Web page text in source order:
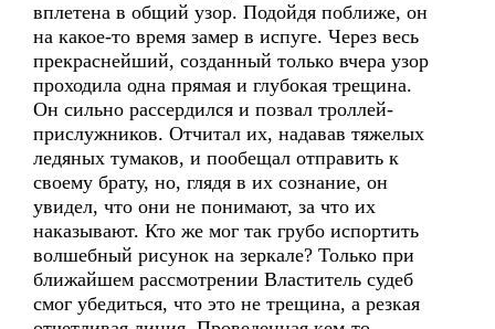
вплетена в общий узор. Подойдя поближе, он
на какое-то время замер в испуге. Через весь
прекраснейший, созданный только вчера узор
проходила одна прямая и глубокая трещина.
Он сильно рассердился и позвал троллей-
прислужников. Отчитал их, надавав тяжелых
ледяных тумаков, и пообещал отправить к
своему брату, но, глядя в их сознание, он
увидел, что они не понимают, за что их
наказывают. Кто же мог так грубо испортить
волшебный рисунок на зеркале? Только при
ближайшем рассмотрении Властитель судеб
смог убедиться, что это не трещина, а резкая